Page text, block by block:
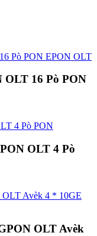
16 Pò PON
OLT 4 Pò
OLT Avèk